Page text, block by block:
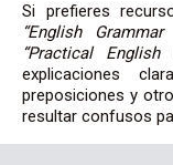
Si prefieres
“English
“Practical English
explicaciones
preposiciones y
resultar confusos